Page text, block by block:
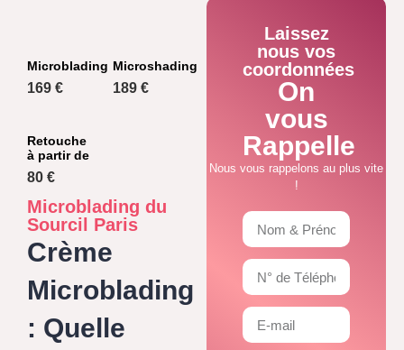
Microblading
169 €
Microshading
189 €
Retouche
à partir de
80 €
Microblading du
Sourcil Paris
Crème
Microblading
: Quelle
Laissez
nous vos
coordonnées
On
vous
Rappelle
Nous vous rappelons au plus vite
!